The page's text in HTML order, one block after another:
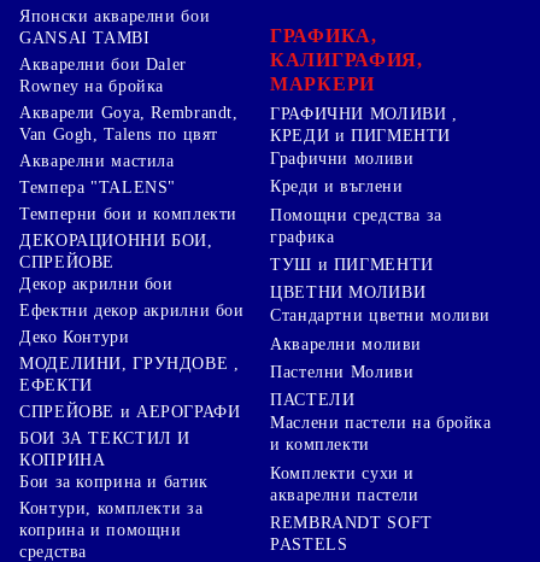
Японски акварелни бои
GANSAI TAMBI
Акварелни бои Daler
Rowney на бройка
Акварели Goya, Rembrandt,
Van Gogh, Talens по цвят
Акварелни мастила
Темпера "TALENS"
Темперни бои и комплекти
ДЕКОРАЦИОННИ БОИ,
СПРЕЙОВЕ
Декор акрилни бои
Ефектни декор акрилни бои
Деко Контури
МОДЕЛИНИ, ГРУНДОВЕ ,
ЕФЕКТИ
СПРЕЙОВЕ и АЕРОГРАФИ
БОИ ЗА ТЕКСТИЛ И
КОПРИНА
Бои за коприна и батик
Контури, комплекти за
коприна и помощни
средства
ГРАФИКА,
КАЛИГРАФИЯ,
МАРКЕРИ
ГРАФИЧНИ МОЛИВИ ,
КРЕДИ и ПИГМЕНТИ
Графични моливи
Креди и въглени
Помощни средства за
графика
ТУШ и ПИГМЕНТИ
ЦВЕТНИ МОЛИВИ
Стандартни цветни моливи
Акварелни моливи
Пастелни Моливи
ПАСТЕЛИ
Маслени пастели на бройка
и комплекти
Комплекти сухи и
акварелни пастели
REMBRANDT SOFT
PASTELS